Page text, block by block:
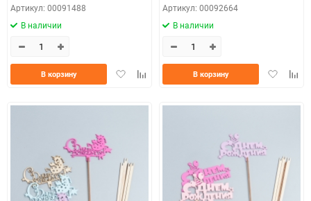
Артикул: 00091488
В наличии
ДобавитьДобавить
В корзину
Артикул: 00092664
В наличии
Добавить
В корзину